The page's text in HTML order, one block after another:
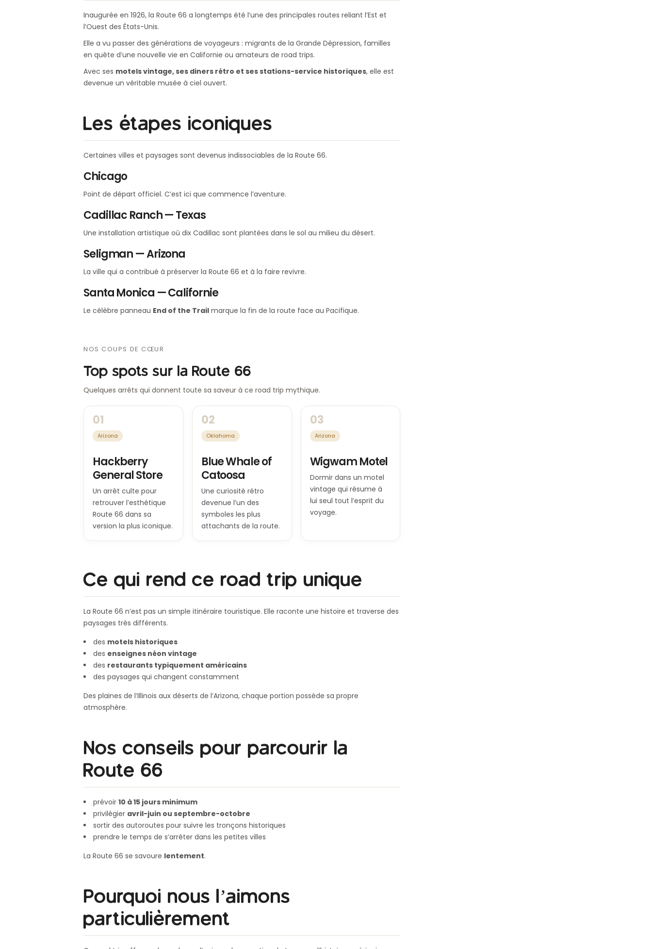
Inaugurée en 1926, la Route 66 a longtemps été l’une des principales routes reliant l’Est et
l’Ouest des États-Unis.
Elle a vu passer des générations de voyageurs : migrants de la Grande Dépression, familles
en quête d’une nouvelle vie en Californie ou amateurs de road trips.
Avec ses motels vintage, ses diners rétro et ses stations-service historiques, elle est
devenue un véritable musée à ciel ouvert.
Les étapes iconiques
Certaines villes et paysages sont devenus indissociables de la Route 66.
Chicago
Point de départ officiel. C’est ici que commence l’aventure.
Cadillac Ranch — Texas
Une installation artistique où dix Cadillac sont plantées dans le sol au milieu du désert.
Seligman — Arizona
La ville qui a contribué à préserver la Route 66 et à la faire revivre.
Santa Monica — Californie
Le célèbre panneau End of the Trail marque la fin de la route face au Pacifique.
NOS COUPS DE CŒUR
Top spots sur la Route 66
Quelques arrêts qui donnent toute sa saveur à ce road trip mythique.
01
Arizona
Hackberry
General Store
Un arrêt culte pour
retrouver l’esthétique
Route 66 dans sa
version la plus iconique.
02
Oklahoma
Blue Whale of
Catoosa
Une curiosité rétro
devenue l’un des
symboles les plus
attachants de la route.
03
Arizona
Wigwam Motel
Dormir dans un motel
vintage qui résume à
lui seul tout l’esprit du
voyage.
Ce qui rend ce road trip unique
La Route 66 n’est pas un simple itinéraire touristique. Elle raconte une histoire et traverse des
paysages très différents.
des motels historiques
des enseignes néon vintage
des restaurants typiquement américains
des paysages qui changent constamment
Des plaines de l’Illinois aux déserts de l’Arizona, chaque portion possède sa propre
atmosphère.
Nos conseils pour parcourir la
Route 66
prévoir 10 à 15 jours minimum
privilégier avril-juin ou septembre-octobre
sortir des autoroutes pour suivre les tronçons historiques
prendre le temps de s’arrêter dans les petites villes
La Route 66 se savoure lentement.
Pourquoi nous l’aimons
particulièrement